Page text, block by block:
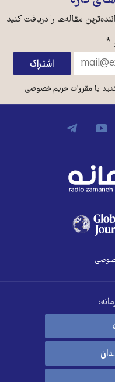
مقاله‌ها را دریافت کنید
*
بامقررات حریم خصوصی